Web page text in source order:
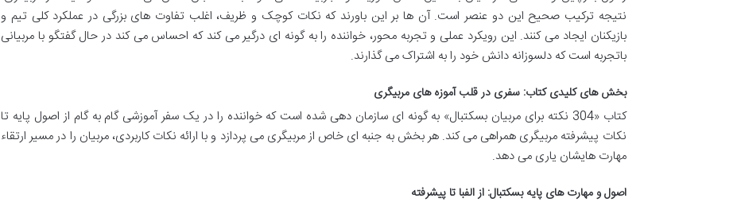
نتیجه ترکیب صحیح این دو عنصر است. آن ها بر این باورند که نکات کوچک و ظریف، اغلب تفاوت های بزرگی در عملکرد کلی تیم و
بازیکنان ایجاد می کنند. این رویکرد عملی و تجربه محور، خواننده را به گونه ای درگیر می کند که احساس می کند در حال گفتگو با مربیانی
باتجربه است که دلسوزانه دانش خود را به اشتراک می گذارند.
بخش های کلیدی کتاب: سفری در قلب آموزه های مربیگری
کتاب «304 نکته برای مربیان بسکتبال» به گونه ای سازمان دهی شده است که خواننده را در یک سفر آموزشی گام به گام از اصول پایه تا
نکات پیشرفته مربیگری همراهی می کند. هر بخش به جنبه ای خاص از مربیگری می پردازد و با ارائه نکات کاربردی، مربیان را در مسیر ارتقاء
مهارت هایشان یاری می دهد.
اصول و مهارت های پایه بسکتبال: از الفبا تا پیشرفته